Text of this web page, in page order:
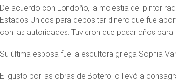
De acuerdo con Londoño, la molestia del pintor
Estados Unidos para depositar dinero que fue
con las autoridades. Tuvieron que pasar años
Su última esposa fue la escultora griega Sophia
El gusto por las obras de Botero lo llevó a